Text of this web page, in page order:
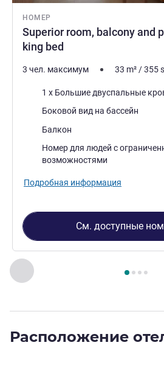
Назад - Номер
Страница , Номер 1 :
НОМЕР
Superior room, balcony and
king bed
3 чел. максимум 33 m²/355
Постель1 x Большие двуспальные
Виды:Боковой вид на бассейн
Плюсы размещения:
Балкон
Номер для людей с
возможностями
Подробная информация
См. доступные
Расположение